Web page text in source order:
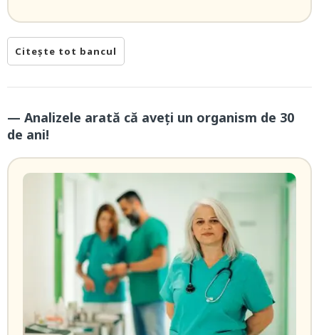
Citește tot bancul
— Analizele arată că aveți un organism de 30
de ani!